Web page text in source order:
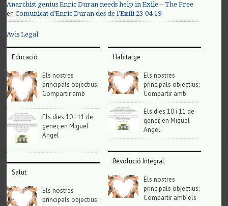
Anarchist genius Enric Duran needs help in Exile – The Free
enComunicat d’Enric Duran des de l’Exili 23-04-19
Avis Legal
Educació
Els nostres
principals objectius;
Compartir amb
Els dies 10 i 11 de
gener, en Miguel
Angel
Salut
Els nostres
principals objectius;
Habitatge
Els nostres
principals objectius;
Compartir amb
Els dies 10 i 11 de
gener, en Miguel
Angel
Revolució Integral
Els nostres
principals objectius;
Compartir amb els